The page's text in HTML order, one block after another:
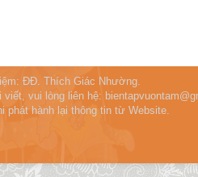
ĐĐ. Thích Giác Nhường.
viết, vui lòng liên hệ:
phát hành lại thông tin từ Website.